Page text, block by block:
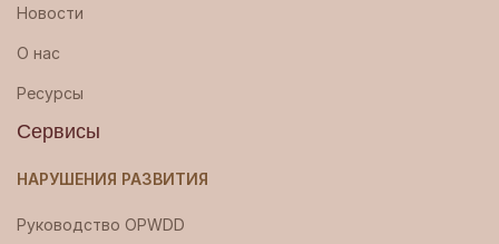
Новости
О нас
Ресурсы
Сервисы
НАРУШЕНИЯ РАЗВИТИЯ
Руководство OPWDD